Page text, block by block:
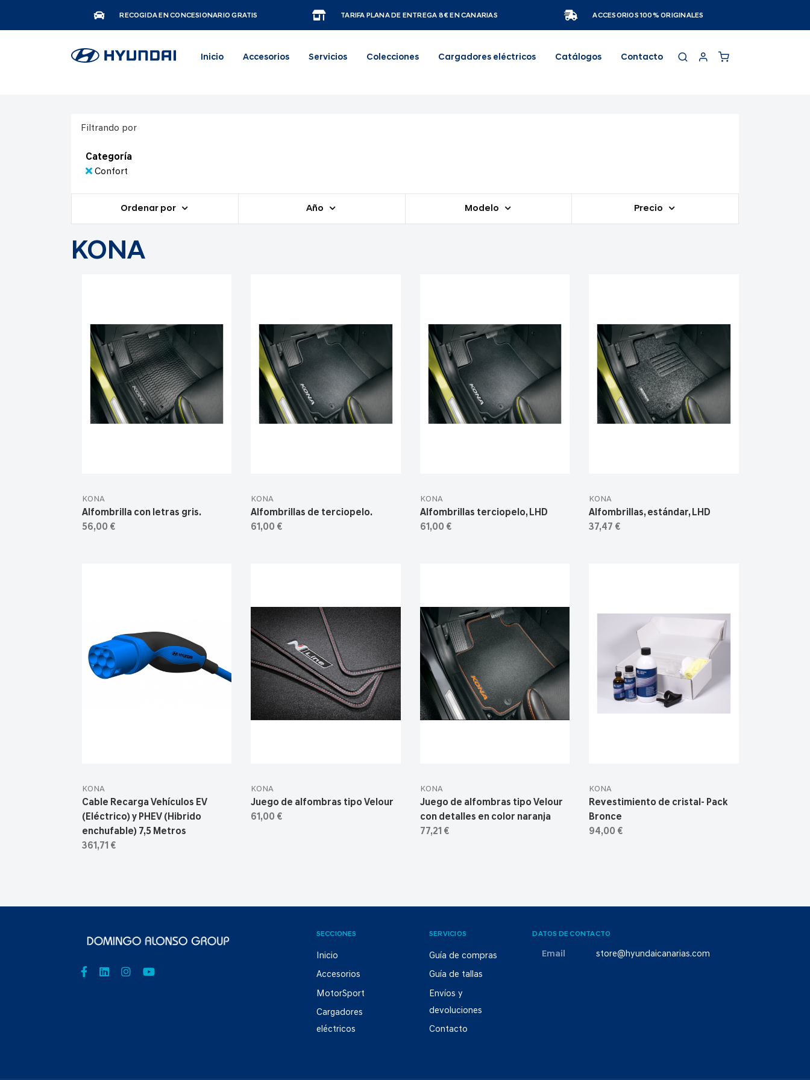
RECOGIDA EN CONCESIONARIO GRATIS TARIFA PLANA DE ENTREGA 8€ EN CANARIAS ACCESORIOS 100% ORIGINALES
Inicio Accesorios Servicios Colecciones Cargadores eléctricos Catálogos Contacto
Filtrando por
Categoría
Confort
Ordenar por Año Modelo Precio
KONA
KONA
Alfombrilla con letras gris.
56,00 €
KONA
Alfombrillas de terciopelo.
61,00 €
KONA
Alfombrillas terciopelo, LHD
61,00 €
KONA
Alfombrillas, estándar, LHD
37,47 €
KONA
Cable Recarga Vehículos EV
(Eléctrico) y PHEV (Hibrido
enchufable) 7,5 Metros
361,71 €
KONA
Juego de alfombras tipo Velour
61,00 €
KONA
Juego de alfombras tipo Velour
con detalles en color naranja
77,21 €
KONA
Revestimiento de cristal- Pack
Bronce
94,00 €
SECCIONES
Inicio
Accesorios
MotorSport
Cargadores
eléctricos
SERVICIOS
Guía de compras
Guía de tallas
Envíos y
devoluciones
Contacto
DATOS DE CONTACTO
Email store@hyundaicanarias.com